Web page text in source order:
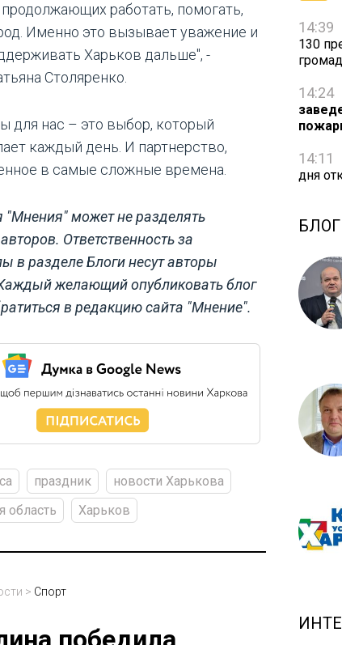
работать, помогать,
Именно это вызывает уважение и
Харьков дальше", -
Столяренко.
для нас – это выбор, который
каждый день. И партнерство,
в самые сложные времена.
"Мнения" может не разделять
Ответственность за
в разделе Блоги несут авторы
желающий опубликовать блог
в редакцию сайта "Мнение".
праздник
новости Харькова
область
Харьков
> Спорт
14:39
130
14:24
14:11
дня